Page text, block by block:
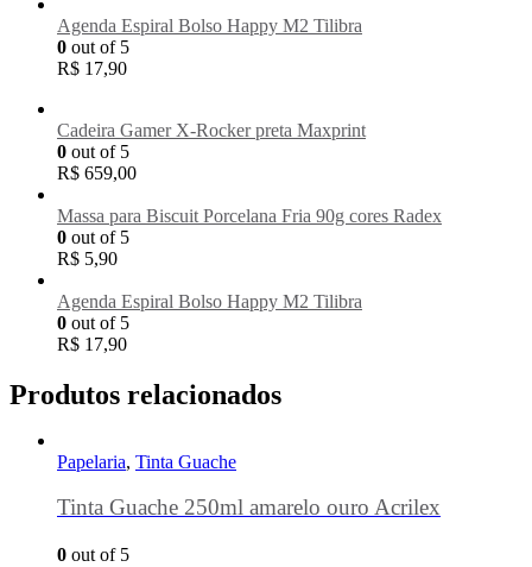
Agenda Espiral Bolso Happy M2 Tilibra
0 out of 5
R$ 17,90
Cadeira Gamer X-Rocker preta Maxprint
0 out of 5
R$ 659,00
Massa para Biscuit Porcelana Fria 90g cores Radex
0 out of 5
R$ 5,90
Agenda Espiral Bolso Happy M2 Tilibra
0 out of 5
R$ 17,90
Produtos relacionados
Papelaria, Tinta Guache
Tinta Guache 250ml amarelo ouro Acrilex
0 out of 5